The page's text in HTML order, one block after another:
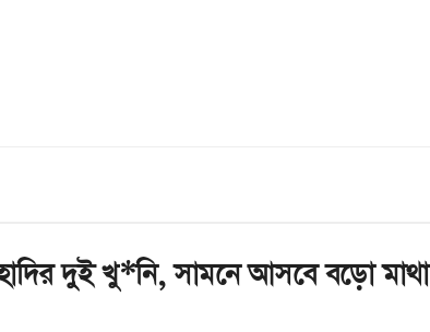
দুই খু*নি, সামনে আসবে বড়ো মাথা